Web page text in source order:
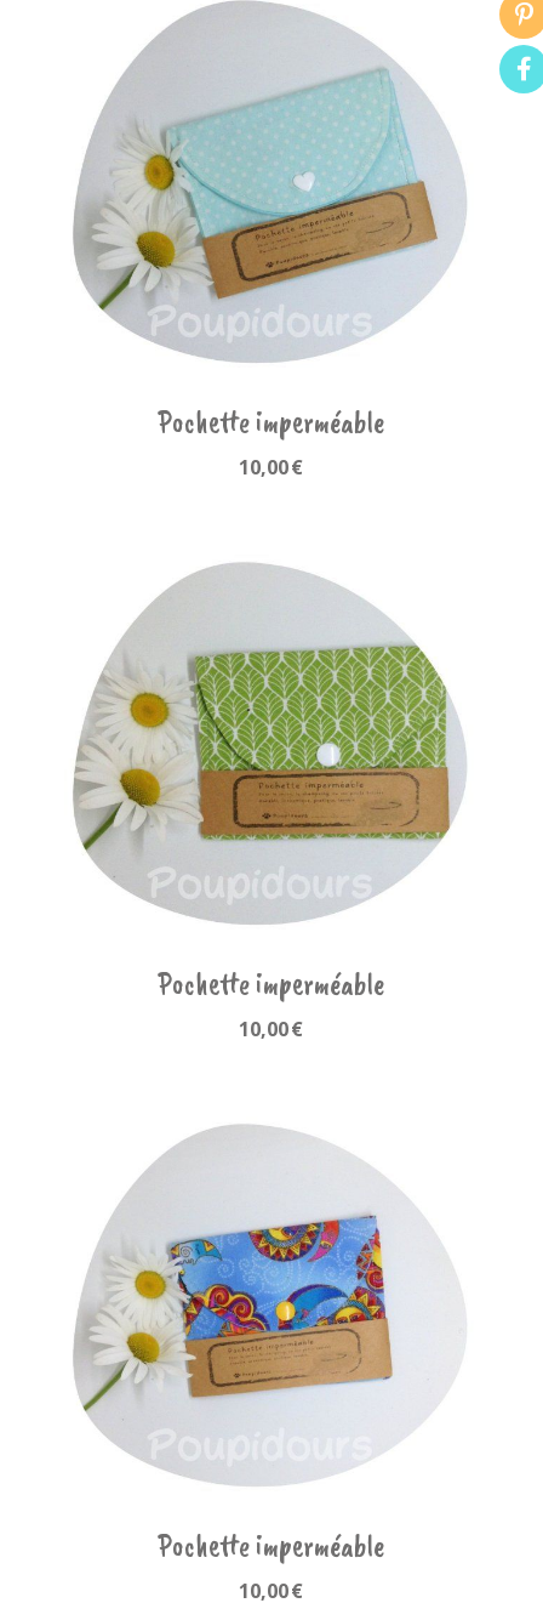
Pochette imperméable
10,00€
Pochette imperméable
10,00€
Pochette imperméable
10,00€